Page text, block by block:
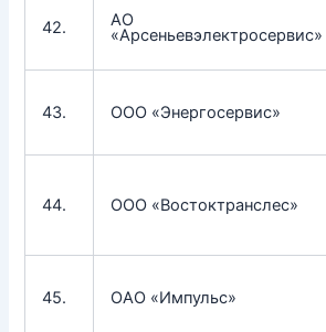
42. АО
«Арсеньевэлектросервис»
43. ООО «Энергосервис»
44. ООО «Востоктранслес»
45. ОАО «Импульс»